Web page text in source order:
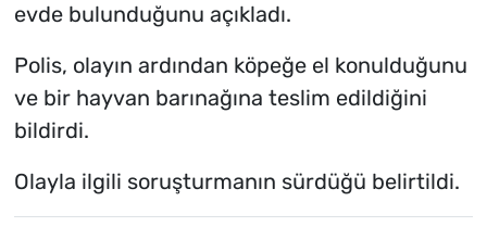
evde bulunduğunu açıkladı.
Polis, olayın ardından köpeğe el konulduğunu
ve bir hayvan barınağına teslim edildiğini
bildirdi.
Olayla ilgili soruşturmanın sürdüğü belirtildi.